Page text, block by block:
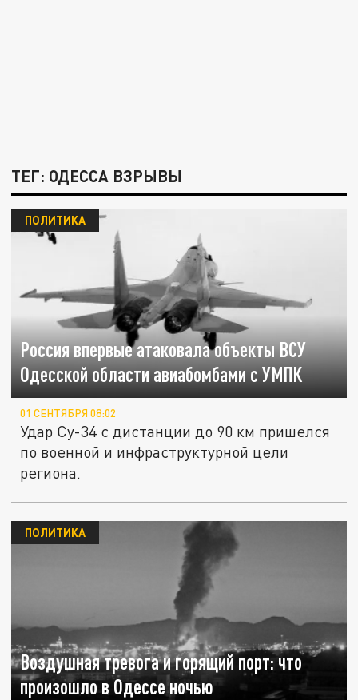
ТЕГ: ОДЕССА ВЗРЫВЫ
Россия впервые атаковала объекты ВСУ
Одесской области авиабомбами с УМПК
ПОЛИТИКА
01 СЕНТЯБРЯ 08:02
Удар Су-34 с дистанции до 90 км пришелся
по военной и инфраструктурной цели
региона.
Воздушная тревога и горящий порт: что
произошло в Одессе ночью
ПОЛИТИКА